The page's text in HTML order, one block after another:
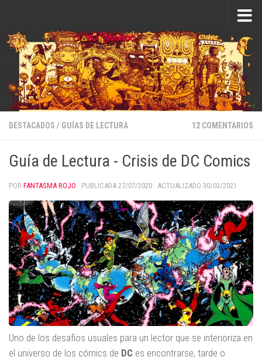
DESTACADOS / GUÍAS DE LECTURA 12 COMENTARIOS
Guía de Lectura - Crisis de DC Comics
POR FANTASMA ROJO · PUBLICADA 27/07/2020 · ACTUALIZADO 30/03/2021
Uno de los desafíos usuales para un lector que se interioriza en
el universo de los cómics de DC es encontrarse, tarde o